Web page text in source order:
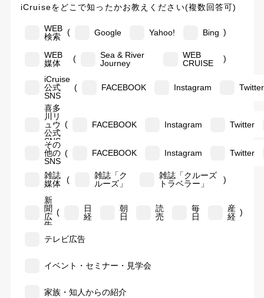
iCruiseをどこで知ったかお教えください(複数回答可)
WEB
検索
( Google Yahoo! Bing )
WEB
媒体
(
Sea & River
Journey
WEB
CRUISE
)
iCruise
公式
SNS
( FACEBOOK Instagram Twitter
喜多
川リ
ュウ
公式
SNS
( FACEBOOK Instagram Twitter
その
他の
SNS
( FACEBOOK Instagram Twitter
雑誌
媒体
(
雑誌「ク
ルーズ」
雑誌「クルーズ
トラベラー」
)
新
聞
広
告
(
日
経
朝
日
読
売
毎
日
産
経 )
テレビ広告
イベント・セミナー・見学会
家族・知人からの紹介